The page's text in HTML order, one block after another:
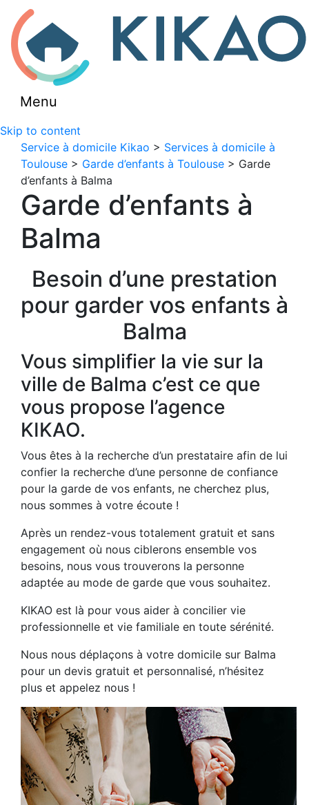
Menu
Skip to content
Service à domicile Kikao > Services à domicile à
Toulouse > Garde d’enfants à Toulouse > Garde
d’enfants à Balma
Garde d’enfants à
Balma
Besoin d’une prestation
pour garder vos enfants à
Balma
Vous simplifier la vie sur la
ville de Balma c’est ce que
vous propose l’agence
KIKAO.
Vous êtes à la recherche d’un prestataire afin de lui
confier la recherche d’une personne de confiance
pour la garde de vos enfants, ne cherchez plus,
nous sommes à votre écoute !
Après un rendez-vous totalement gratuit et sans
engagement où nous ciblerons ensemble vos
besoins, nous vous trouverons la personne
adaptée au mode de garde que vous souhaitez.
KIKAO est là pour vous aider à concilier vie
professionnelle et vie familiale en toute sérénité.
Nous nous déplaçons à votre domicile sur Balma
pour un devis gratuit et personnalisé, n’hésitez
plus et appelez nous !